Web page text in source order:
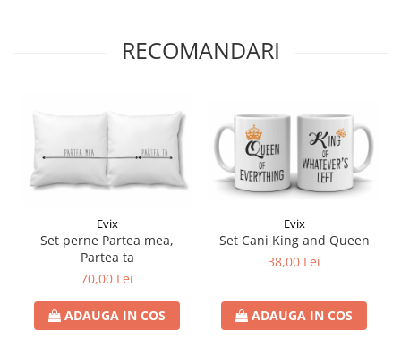
RECOMANDARI
Evix
Set perne Partea mea,
Partea ta
70,00 Lei
ADAUGA IN COS
Evix
Set Cani King and Queen
38,00 Lei
ADAUGA IN COS